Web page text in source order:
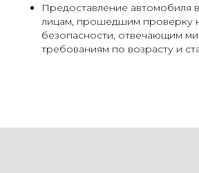
Предоставление автомобиля
лицам, прошедшим проверку
безопасности, отвечающим
требованиям по возрасту и